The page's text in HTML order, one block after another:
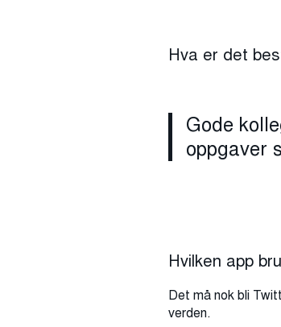
Hva er det
Gode
oppgaver
Hvilken app
Det må nok bli
verden.